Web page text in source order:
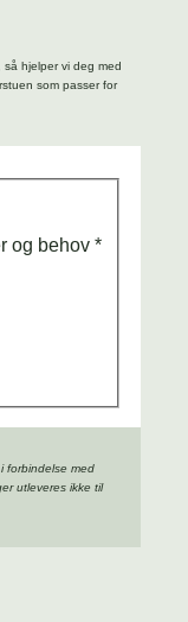
hjelper vi deg med
som passer for
og behov *
forbindelse med
utleveres ikke til